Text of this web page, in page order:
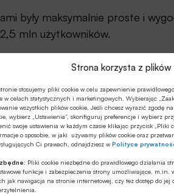
Strona korzysta z plików
stosujemy pliki cookie w celu zapewnienie
w celach statystycznych i marketingowych. Wybierając
wszystkich plików cookie. Jeśli chcesz wyrazić zgodę
wybierz „Ustawienia”, skonfiguruj preferencje i wybierz
swoje ustawienia w każdym czasie klikając przycisk „Pliki
o sposobie, w jaki używamy plików cookie oraz
Ci prawach, odnajdziesz wPolityce
Pliki cookie niezbędne do prawidłowego działania
funkcje i zabezpieczenia strony umożliwiające, m.in.
jak nawigacja na stronie internetowej, czy tez dostęp do jej
były maksymalnie proste i
mln użytkowników.
mogą płacić automatycznie za
także klienci SGB, z
zarząduAutopay Mobility.
w SGB Mobile